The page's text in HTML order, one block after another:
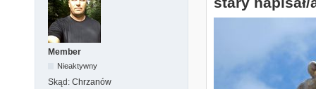
Member
Nieaktywny
Skąd: Chrzanów